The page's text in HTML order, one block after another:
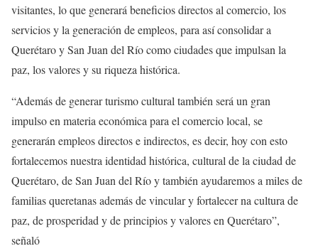
visitantes, lo que generará beneficios directos al comercio, los
servicios y la generación de empleos, para así consolidar a
Querétaro y San Juan del Río como ciudades que impulsan la
paz, los valores y su riqueza histórica.
“Además de generar turismo cultural también será un gran
impulso en materia económica para el comercio local, se
generarán empleos directos e indirectos, es decir, hoy con esto
fortalecemos nuestra identidad histórica, cultural de la ciudad de
Querétaro, de San Juan del Río y también ayudaremos a miles de
familias queretanas además de vincular y fortalecer na cultura de
paz, de prosperidad y de principios y valores en Querétaro”,
señaló